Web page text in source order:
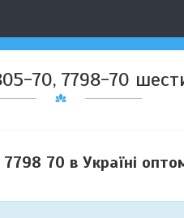
70, 7798-70
70 в Україні